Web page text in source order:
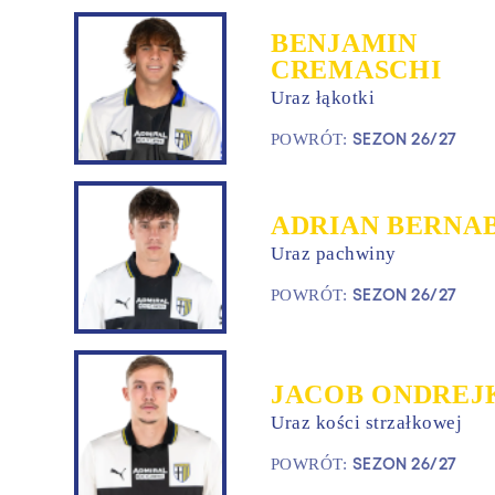
BENJAMIN
CREMASCHI
Uraz łąkotki
POWRÓT: SEZON 26/27
ADRIAN
Uraz pachwiny
POWRÓT: SEZON 26/27
JACOB
Uraz kości strzałkowej
POWRÓT: SEZON 26/27